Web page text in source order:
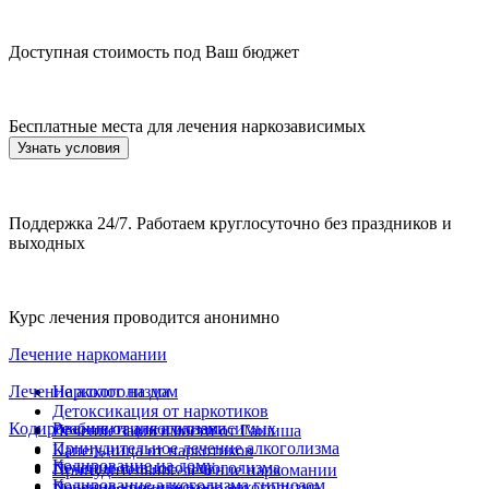
Доступная стоимость под Ваш бюджет
Бесплатные места для лечения наркозависимых
Узнать условия
Поддержка 24/7. Работаем круглосуточно без праздников и
выходных
Курс лечения проводится анонимно
Лечение наркомании
Нарколог на дом
Детоксикация от наркотиков
Лечение зависимости от Гашиша
Капельница от наркотиков
Принудительное лечение наркомании
Лечение алкоголизма
Реабилитация алкозависимых
Принудительное лечение алкоголизма
Лечение пивного алкоголизма
Кодирование от алкоголизма
Кодирование на дому
Кодирование алкоголизма гипнозом